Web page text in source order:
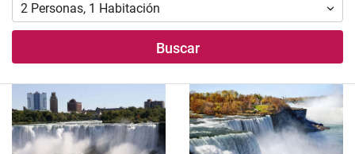
2 Personas, 1 Habitación
Buscar